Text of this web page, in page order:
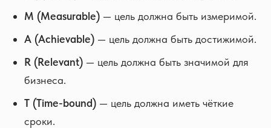
M (Measurable) — цель должна быть измеримой.
A (Achievable) — цель должна быть достижимой.
R (Relevant) — цель должна быть значимой для
бизнеса.
T (Time-bound) — цель должна иметь чёткие
сроки.